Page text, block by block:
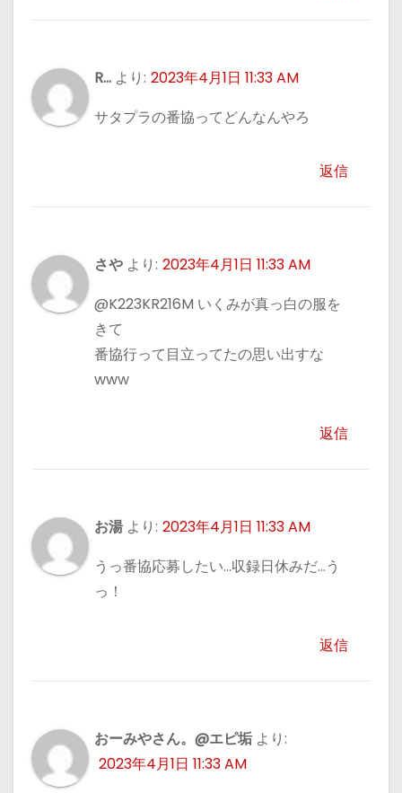
R... より: 2023年4月1日 11:33 AM
サタプラの番協ってどんなんやろ
返信
さや より: 2023年4月1日 11:33 AM
@K223KR216M いくみが真っ白の服を
きて
番協行って目立ってたの思い出すな
www
返信
お湯 より: 2023年4月1日 11:33 AM
うっ番協応募したい…収録日休みだ…う
っ！
返信
おーみやさん。@エピ垢 より:
2023年4月1日 11:33 AM